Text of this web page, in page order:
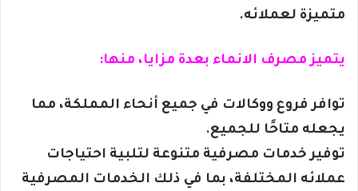
متميزة لعملائه.
يتميز مصرف الانماء بعدة مزايا، منها:
توافر فروع ووكالات في جميع أنحاء المملكة، مما
يجعله متاحًا للجميع.
توفير خدمات مصرفية متنوعة لتلبية احتياجات
عملائه المختلفة، بما في ذلك الخدمات المصرفية